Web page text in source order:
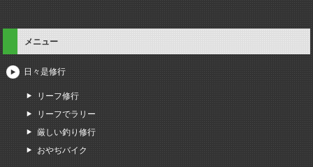
メニュー
日々是修行
リーフ修行
リーフでラリー
厳しい釣り修行
おやぢバイク